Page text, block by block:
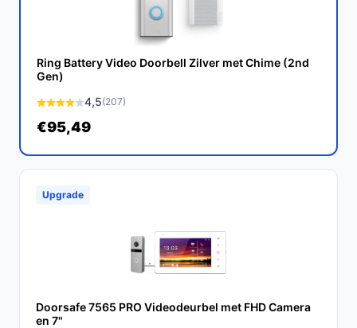
keuze voor wie op zoek is naar een betrouwbare en
slimme deurbel. Met zijn geavanceerde functies en
gebruiksgemak, biedt het een waardevolle aanvulling op
uw smart home.
prijzen op bestedeurbelmetcamera.nl. Kies bewust
Ring Battery Video Doorbell Zilver met Chime (2nd
Gen)
4,5(207)
€95,49
Upgrade
Doorsafe 7565 PRO Videodeurbel met FHD Camera
en 7"